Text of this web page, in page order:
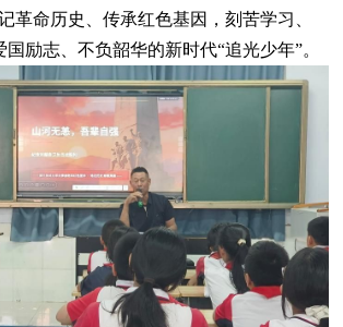
革命历史、传承红色基因，刻苦学习、
励志、不负韶华的新时代“追光少年”。